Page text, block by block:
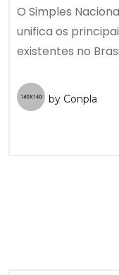
O Simples
unifica os
existentes no
by Conpla